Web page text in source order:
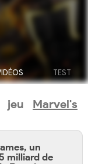
TEST
jeu Marvel's
un
milliard de